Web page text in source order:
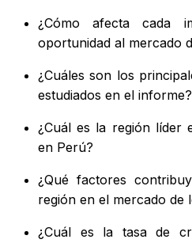
¿Cómo afecta cada
oportunidad al mercado
¿Cuáles son los
estudiados en el informe?
¿Cuál es la región líder
en Perú?
¿Qué factores
región en el mercado de
¿Cuál es la tasa de